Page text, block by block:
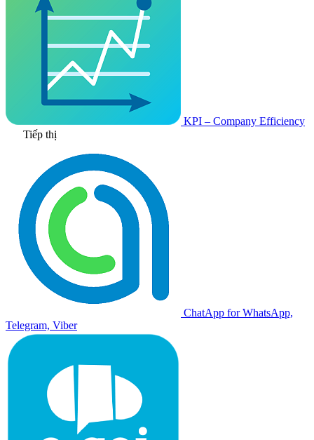
KPI – Company Efficiency
Tiếp thị
ChatApp for WhatsApp,
Telegram, Viber